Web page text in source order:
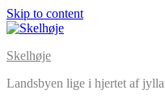
Skip to content
Skelhøje
Landsbyen lige i hjertet af